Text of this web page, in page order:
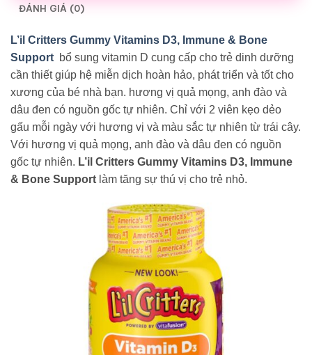
ĐÁNH GIÁ (0)
L’il Critters Gummy Vitamins D3, Immune & Bone
Support bổ sung vitamin D cung cấp cho trẻ dinh dưỡng
cần thiết giúp hệ miễn dịch hoàn hảo, phát triển và tốt cho
xương của bé nhà bạn. hương vị quả mọng, anh đào và
dâu đen có nguồn gốc tự nhiên. Chỉ với 2 viên kẹo dẻo
gấu mỗi ngày với hương vị và màu sắc tự nhiên từ trái cây.
Với hương vị quả mọng, anh đào và dâu đen có nguồn
gốc tự nhiên. L’il Critters Gummy Vitamins D3, Immune
& Bone Support làm tăng sự thú vị cho trẻ nhỏ.